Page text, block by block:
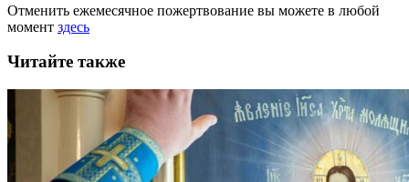
Отменить ежемесячное пожертвование вы можете в любой
момент здесь
Читайте также